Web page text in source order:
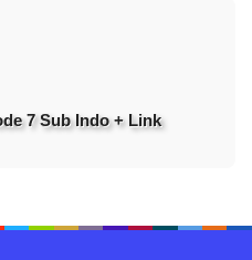
7 Sub Indo + Link